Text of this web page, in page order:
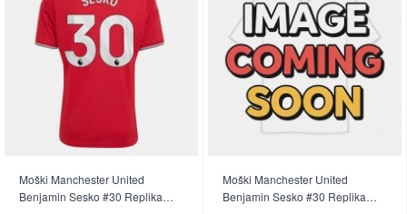
Moški Manchester United
Benjamin Sesko #30 Replika
Moški Manchester United
Benjamin Sesko #30 Replika